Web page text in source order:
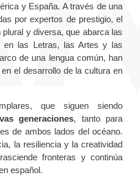
y España. A través de una
por expertos de prestigio, el
y diversa, que abarca las
en las Letras, las Artes y las
de una lengua común, han
el desarrollo de la cultura en
que siguen siendo
generaciones, tanto para
de ambos lados del océano.
la resiliencia y la creatividad
fronteras y continúa
español.